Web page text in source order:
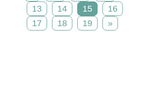
13
14 15
16
17
18 19 »